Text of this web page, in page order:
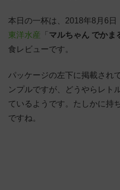
本日の一杯は、2018年8月6日
東洋水産 「 マルちゃん でかま
食レビューです。
パッケージの左下に掲載され
ンプルですが、どうやらレト
ているようです。たしかに持
ですね。